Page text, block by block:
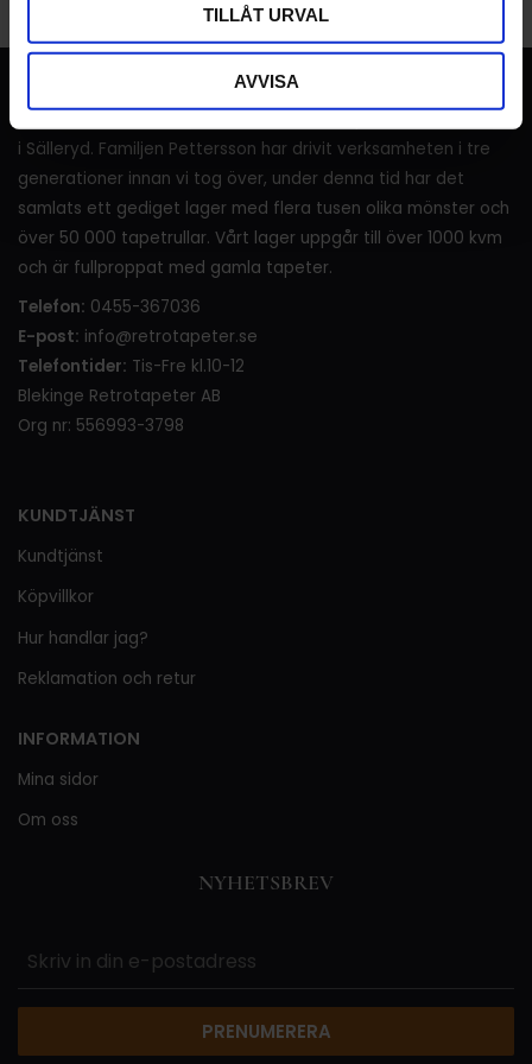
TILLÅT URVAL
AVVISA
i Sälleryd. Familjen Pettersson har drivit verksamheten i tre
generationer innan vi tog över, under denna tid har det
samlats ett gediget lager med flera tusen olika mönster och
över 50 000 tapetrullar. Vårt lager uppgår till över 1000 kvm
och är fullproppat med gamla tapeter.
Telefon: 0455-367036
E-post: info@retrotapeter.se
Telefontider: Tis-Fre kl.10-12
Blekinge Retrotapeter AB
Org nr: 556993-3798
KUNDTJÄNST
Kundtjänst
Köpvillkor
Hur handlar jag?
Reklamation och retur
INFORMATION
Mina sidor
Om oss
NYHETSBREV
PRENUMERERA